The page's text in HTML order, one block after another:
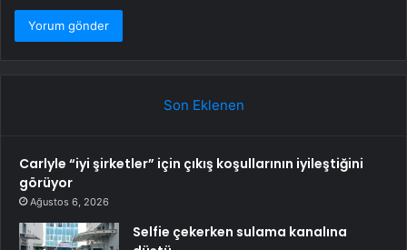
Son Eklenen
Carlyle “iyi şirketler” için çıkış koşullarının iyileştiğini
görüyor
Ağustos 6, 2026
Selfie çekerken sulama kanalına